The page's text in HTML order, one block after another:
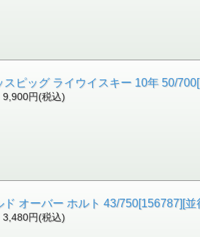
スピッグ ライウイスキー 10年 50/
9,900円(税込)
ド オーバー ホルト 43/750[156787][並
3,480円(税込)